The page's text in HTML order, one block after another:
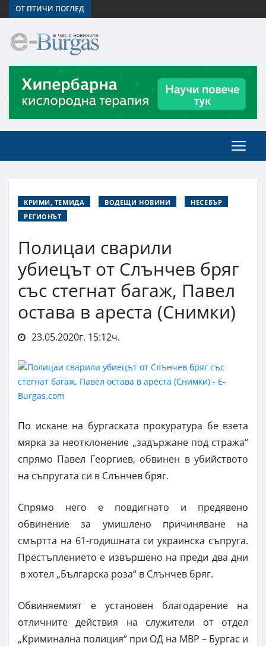
ОТ ПТИЧИ ПОГЛЕД
КРИМИ, ТЕМИДА ВОДЕЩИ НОВИНИ
НЕСЕБЪР
РЕГИОНЪТ
Полицаи сварили
убиецът от Слънчев бряг
със стегнат багаж, Павел
остава в ареста (Снимки)
23.05.2020г. 15:12ч.
По искане на бургаската прокуратура бе взета
мярка за неотклонение „задържане под стража“
спрямо Павел Георгиев, обвинен в убийството
на съпругата си в Слънчев бряг.
Спрямо него е повдигнато и предявено
обвинение за умишлено причиняване на
смъртта на 61-годишната си украинска съпруга.
Престъплението е извършено на преди два дни
в хотел „Българска роза“ в Слънчев бряг.
Обвиняемият е установен благодарение на
отличните действия на служители от отдел
„Криминална полиция“ при ОД на МВР – Бургас и